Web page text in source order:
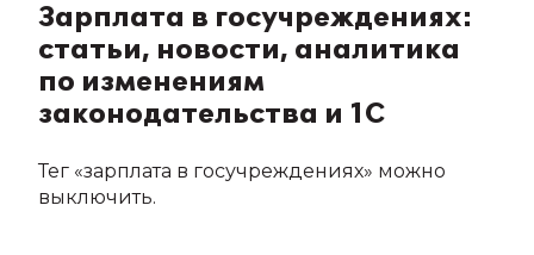
Зарплата в госучреждениях:
статьи, новости, аналитика
по изменениям
законодательства и 1С
Тег «зарплата в госучреждениях» можно
выключить.